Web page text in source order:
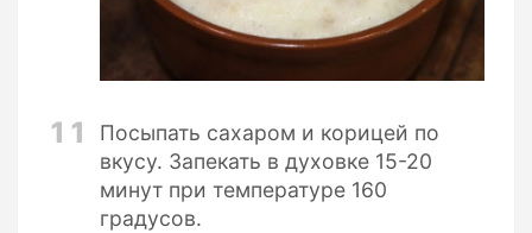
11
Посыпать сахаром и корицей по
вкусу. Запекать в духовке 15-20
минут при температуре 160
градусов.